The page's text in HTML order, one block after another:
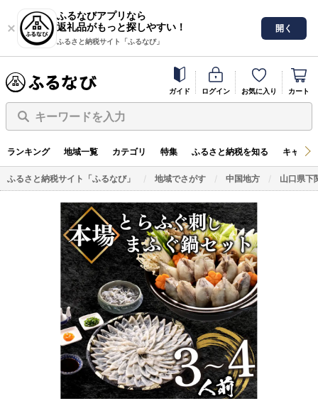
ふるなびアプリなら
返礼品がもっと探しやすい！
ふるさと納税サイト「ふるなび」
開く
ガイド ログイン お気に入り カート
キーワードを入力
ランキング 地域一覧 カテゴリ 特集 ふるさと納税を知る キャン
ふるさと納税サイト「ふるなび」 地域でさがす 中国地方 山口県下